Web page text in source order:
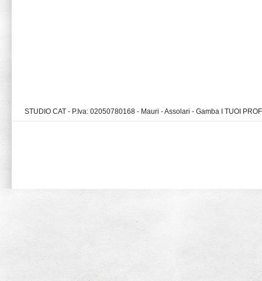
STUDIO CAT - P.Iva: 02050780168 - Mauri - Assolari - Gamba I TUOI